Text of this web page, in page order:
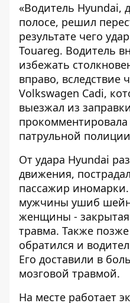
«Водитель Hyundai,
полосе, решил
результате чего
Touareg. Водитель
избежать
вправо, вследствие
Volkswagen Cadi,
выезжал из
прокомментировала
патрульной
От удара Hyundai
движения,
пассажир
мужчины ушиб
женщины - закрытая
травма. Также
обратился и
Его доставили в
мозговой травмой.
На месте работает